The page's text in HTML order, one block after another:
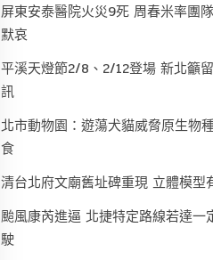
屏東安泰醫院火災9死 周春米率團
默哀
平溪天燈節2/8、2/12登場 新北籲
訊
北市動物園：遊蕩犬貓威脅原生物
食
清台北府文廟舊址碑重現 立體模型
颱風康芮進逼 北捷特定路線若達一
駛